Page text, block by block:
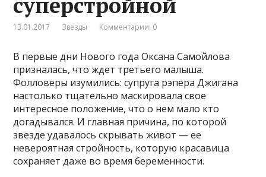
13.01.2017 Звезды Комментарии: 0
В первые дни Нового года Оксана Самойлова
призналась, что ждет третьего малыша.
Фолловеры изумились: супруга рэпера Джигана
настолько тщательно маскировала свое
интересное положение, что о нем мало кто
догадывался. И главная причина, по которой
звезде удавалось скрыватьживот — ее
невероятная стройность, которую красавица
сохраняет даже во время беременности.